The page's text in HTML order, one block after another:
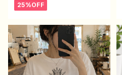
物 ゆるかわ ゆるい ユ
ルキャラクター おすす
め 個性的 人気 イラス
トレーター クリエイター
絵師 オリジナル デザイ
ン グッズ 半袖シャツ
25%OFF